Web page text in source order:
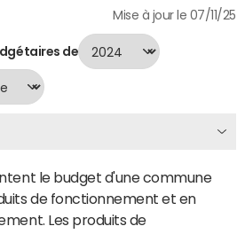
Mise à jour le 07/11/25
de
le budget d'une commune
de fonctionnement et en
Les produits de